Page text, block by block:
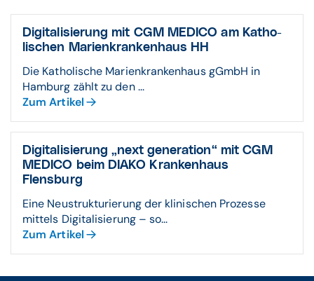
Digitali­sierung mit CGM MEDICO am Katho­
lischen Marien­kranken­haus HH
Die Katholische Marienkrankenhaus gGmbH in
Hamburg zählt zu den ...
Zum Artikel
Digitali­sierung „next gene­ration“ mit CGM
MEDICO beim DIAKO Kranken­haus
Flensburg
Eine Neustrukturierung der klinischen Prozesse
mittels Digitalisierung – so...
Zum Artikel